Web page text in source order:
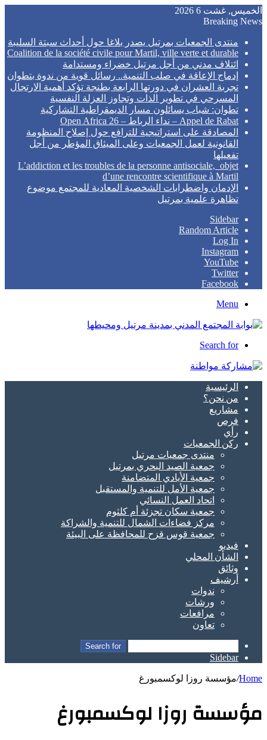
الخميس, غشت 6 2026
Breaking News
منتدى الجمعيات بمرتيل يصدر بلاغا حول أحداث سبتة السليبة
Coalition de la société civile pour Martil, ville verte et durable
ائتلاف مدني من أجل مرتيل خضراء ومستدامة
إدماج الإعاقة في صلب التنمية.. رسائل قوية من ندوة بتطوان
تجربة العشران في دورتها الرابعة بطنجة تؤكد أهمية الارتجال
المسرحي في تطوير الذات وتجاوز العزلة النفسية
تطوان: شباب يسائلون مسار الديمقراطية التشاركية
Appel de Rabat – نداء الرباط – Open Africa 26
المصادقة على استراتيجية للترافع حول إصلاح المنظومة
القانونية لعمل الجمعيات وعلى الميثاق المؤطر من أجل
تفعيلها
L’addiction et les troubles de la personne antisociale, objet
d’une rencontre scientifique à Martil
الإدمان واضطرابات الشخصية المعادية للمجتمع موضوع
تظاهرة علمية بمرتيل
Sidebar
Random Article
Log In
Instagram
YouTube
Twitter
Facebook
Menu
Search for
الرئيسية
من نحن؟
مشاريع
فرص
رأي
ركن الجمعيات
منتدى جمعيات مرتيل
جمعية الصيد البحري بمرتيل
جمعية الأيادي المتضامنة
جمعية الأمل للتنمية والمستقبل
اتحاد العمل النسائي
جمعية سكان تجزئة أم كلثوم
مركز فضاءات الشمال للتنمية والشراكة
جمعية قوس قزح للمحافظة على البيئة
فيديو
الشأن المحلي
وثائق
أرشيف
ندوات
ورشات
مرافعات
تعاون
Search for
Sidebar
Home
/مؤسسة روزا لوكسمبورغ
مؤسسة روزا لوكسمبورغ